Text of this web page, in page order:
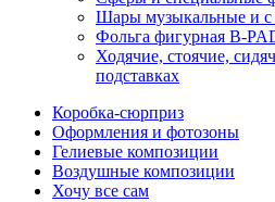
Шары музыкальные и с
Фольга фигурная B-
Ходячие, стоячие,
подставках
Коробка-сюрприз
Оформления и фотозоны
Гелиевые композиции
Воздушные композиции
Хочу все сам